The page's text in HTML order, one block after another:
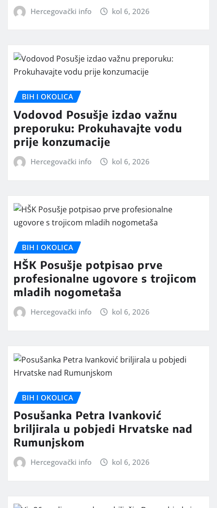
Hercegovački info kol 6, 2026
BIH I OKOLICA
Vodovod Posušje izdao važnu
preporuku: Prokuhavajte vodu
prije konzumacije
Hercegovački info kol 6, 2026
BIH I OKOLICA
HŠK Posušje potpisao prve
profesionalne ugovore s trojicom
mladih nogometaša
Hercegovački info kol 6, 2026
BIH I OKOLICA
Posušanka Petra Ivanković
briljirala u pobjedi Hrvatske nad
Rumunjskom
Hercegovački info kol 6, 2026